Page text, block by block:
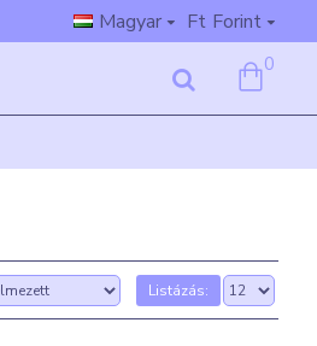
Magyar Ft Forint
0
Listázás: